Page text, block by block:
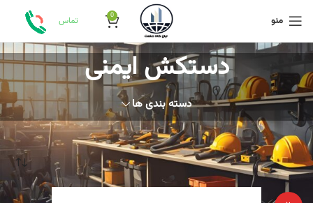
منو 0 تماس
دستکش ایمنی
دسته بندی ها
خانه محصولات برچسب خورده “دستکش ایمنی”